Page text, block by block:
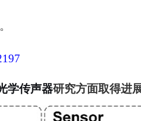
学传声器研究方面取得进